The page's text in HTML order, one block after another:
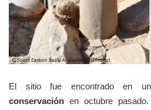
El sitio fue encontrado en
conservación en octubre